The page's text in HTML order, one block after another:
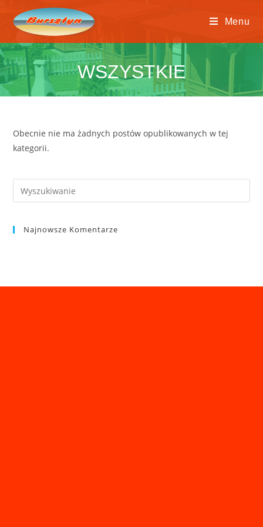
Menu
WSZYSTKIE
Obecnie nie ma żadnych postów opublikowanych w tej
kategorii.
Najnowsze Komentarze